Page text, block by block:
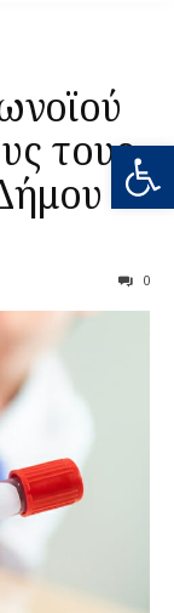
τους
0